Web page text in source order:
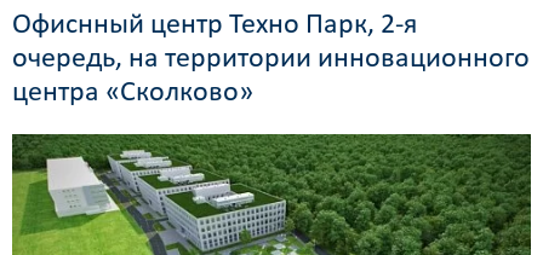
Офиснный центр Техно Парк, 2-я
очередь, на территории инновационного
центра «Сколково»